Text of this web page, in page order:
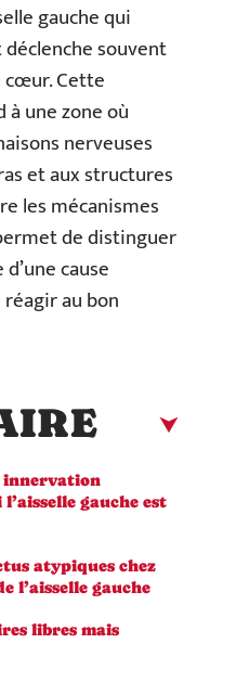
gauche qui
souvent
Cette
une zone où
nerveuses
et aux structures
les mécanismes
de distinguer
cause
au bon
innervation
gauche est
atypiques chez
l’aisselle gauche
libres mais